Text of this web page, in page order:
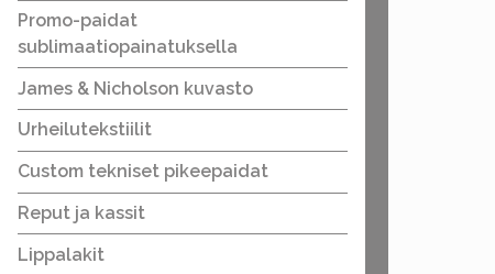
Promo-paidat
sublimaatiopainatuksella
James & Nicholson kuvasto
Urheilutekstiilit
Custom tekniset pikeepaidat
Reput ja kassit
Lippalakit